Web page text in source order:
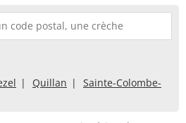
Quillan
Sainte-Colombe-